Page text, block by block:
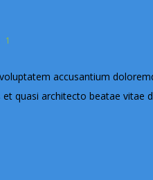
1
accusantium
quasi architecto beatae vitae